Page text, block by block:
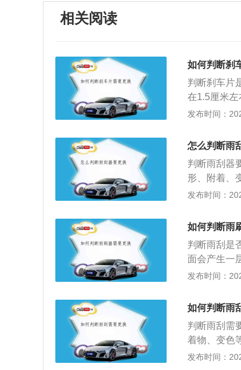
相关阅读
如何判断刹
判断刹车片
在1.5厘米
刹车片；2
音：如果在
示灯：如果
漏油：刹车
有多厚，都
不该更换刹
发布时间：
怎么判断雨
判断雨刮器
形、附着、
的损伤：骨
搅拌一下雨
磨损，擦拭
物。立即更
雨刮胶条变
发布时间：
如何判断雨
判断雨刮是
面会产生一
2、刮拭的
的是在雨刮
况的产生主
就会形成一
水膜，出现
出现刮擦异
发布时间：
如何判断雨
判断雨刮需
着物、变色
损：橡胶条
发布时间：